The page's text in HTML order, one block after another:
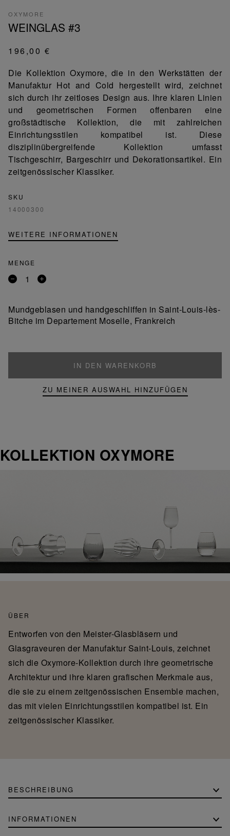
OXYMORE
WEINGLAS #3
196,00 €
Die Kollektion Oxymore, die in den Werkstätten der
Manufaktur Hot and Cold hergestellt wird, zeichnet
sich durch ihr zeitloses Design aus. Ihre klaren Linien
und geometrischen Formen offenbaren eine
großstädtische Kollektion, die mit zahlreichen
Einrichtungsstilen kompatibel ist. Diese
disziplinübergreifende Kollektion umfasst
Tischgeschirr, Bargeschirr und Dekorationsartikel. Ein
zeitgenössischer Klassiker.
SKU
14000300
WEITERE INFORMATIONEN
MENGE
Entfernen
Produkt
Ein
Mundgeblasen und handgeschliffen in Saint-Louis-lès-
Bitche im Departement Moselle, Frankreich
IN DEN WARENKORB
ZU MEINER AUSWAHL HINZUFÜGEN
KOLLEKTION OXYMORE
ÜBER
Entworfen von den Meister-Glasbläsern und
Glasgraveuren der Manufaktur Saint-Louis, zeichnet
sich die Oxymore-Kollektion durch ihre geometrische
Architektur und ihre klaren grafischen Merkmale aus,
die sie zu einem zeitgenössischen Ensemble machen,
das mit vielen Einrichtungsstilen kompatibel ist. Ein
zeitgenössischer Klassiker.
BESCHREIBUNG
INFORMATIONEN